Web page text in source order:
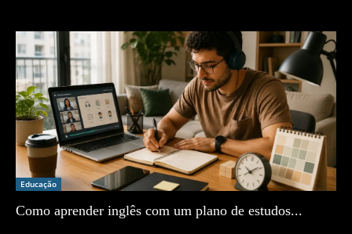
Educação
Como aprender inglês com um plano de estudos...